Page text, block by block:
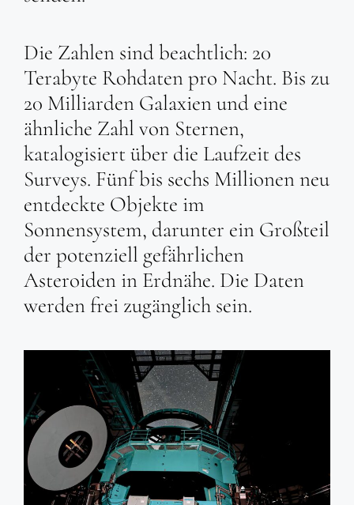
Die Zahlen sind beachtlich: 20
Terabyte Rohdaten pro Nacht. Bis zu
20 Milliarden Galaxien und eine
ähnliche Zahl von Sternen,
katalogisiert über die Laufzeit des
Surveys. Fünf bis sechs Millionen neu
entdeckte Objekte im
Sonnensystem, darunter ein Großteil
der potenziell gefährlichen
Asteroiden in Erdnähe. Die Daten
werden frei zugänglich sein.